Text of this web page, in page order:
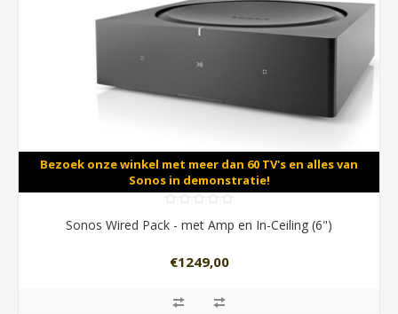
Bezoek onze winkel met meer dan 60 TV's en alles van
Sonos in demonstratie!
Sonos Wired Pack - met Amp en In-Ceiling (6")
€1249,00